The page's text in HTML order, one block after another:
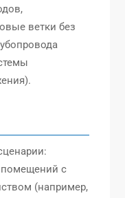
ветки без
помещений с
(например,